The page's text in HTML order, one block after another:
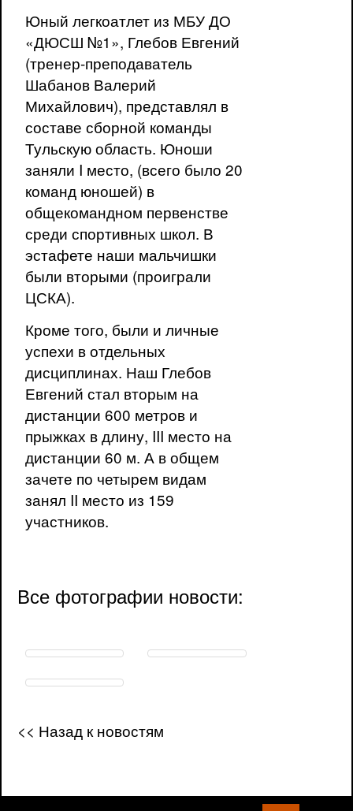
Юный легкоатлет из МБУ ДО
«ДЮСШ №1», Глебов Евгений
(тренер-преподаватель
Шабанов Валерий
Михайлович), представлял в
составе сборной команды
Тульскую область. Юноши
заняли I место, (всего было 20
команд юношей) в
общекомандном первенстве
среди спортивных школ. В
эстафете наши мальчишки
были вторыми (проиграли
ЦСКА).
Кроме того, были и личные
успехи в отдельных
дисциплинах. Наш Глебов
Евгений стал вторым на
дистанции 600 метров и
прыжках в длину, III место на
дистанции 60 м. А в общем
зачете по четырем видам
занял II место из 159
участников.
Все фотографии новости:
<< Назад к новостям